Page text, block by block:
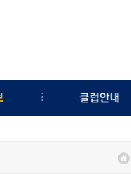
시설안내